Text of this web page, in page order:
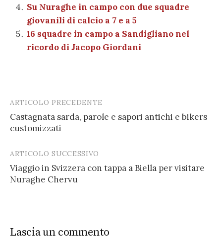
Su Nuraghe in campo con due squadre
giovanili di calcio a 7 e a 5
16 squadre in campo a Sandigliano nel
ricordo di Jacopo Giordani
Post
navigation
ARTICOLO PRECEDENTE
Castagnata sarda, parole e sapori antichi e bikers
customizzati
ARTICOLO SUCCESSIVO
Viaggio in Svizzera con tappa a Biella per visitare
Nuraghe Chervu
Lascia un commento